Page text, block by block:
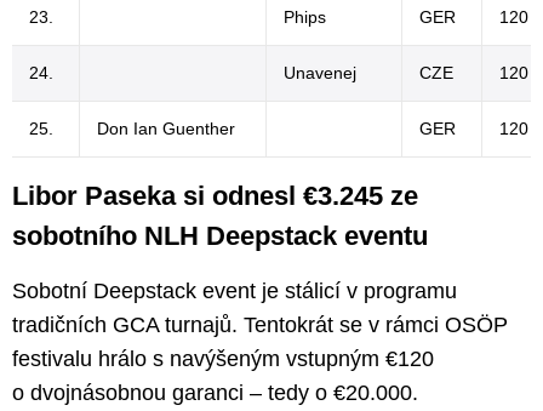
23. Phips GER 120 €
24. Unavenej CZE 120 €
25. Don Ian Guenther GER 120 €
Libor Paseka si odnesl €3.245 ze
sobotního NLH Deepstack eventu
Sobotní Deepstack event je stálicí v programu
tradičních GCA turnajů. Tentokrát se v rámci OSÖP
festivalu hrálo s navýšeným vstupným €120
o dvojnásobnou garanci – tedy o €20.000.